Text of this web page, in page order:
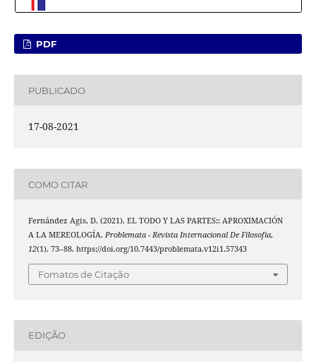
PDF
PUBLICADO
17-08-2021
COMO CITAR
Fernández Agis, D. (2021). EL TODO Y LAS PARTES:: APROXIMACIÓN
A LA MEREOLOGÍA. Problemata - Revista Internacional De Filosofia,
12(1), 73–88. https://doi.org/10.7443/problemata.v12i1.57343
Fomatos de Citação
EDIÇÃO